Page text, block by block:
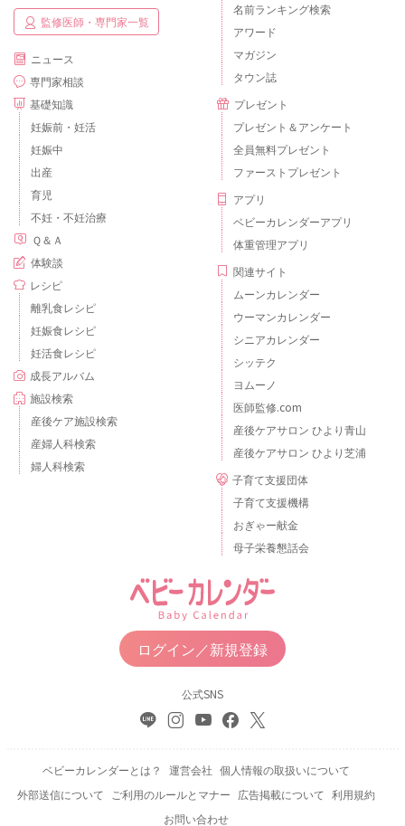
監修医師・専門家一覧
ニュース
専門家相談
基礎知識
妊娠前・妊活
妊娠中
出産
育児
不妊・不妊治療
Ｑ＆Ａ
体験談
レシピ
離乳食レシピ
妊娠食レシピ
妊活食レシピ
成長アルバム
施設検索
産後ケア施設検索
産婦人科検索
婦人科検索
名前ランキング検索
アワード
マガジン
タウン誌
プレゼント
プレゼント＆アンケート
全員無料プレゼント
ファーストプレゼント
アプリ
ベビーカレンダーアプリ
体重管理アプリ
関連サイト
ムーンカレンダー
ウーマンカレンダー
シニアカレンダー
シッテク
ヨムーノ
医師監修.com
産後ケアサロン ひより青山
産後ケアサロン ひより芝浦
子育て支援団体
子育て支援機構
おぎゃー献金
母子栄養懇話会
ログイン／新規登録
公式SNS
ベビーカレンダーとは？ 運営会社 個人情報の取扱いについて
外部送信について ご利用のルールとマナー 広告掲載について 利用規約
お問い合わせ